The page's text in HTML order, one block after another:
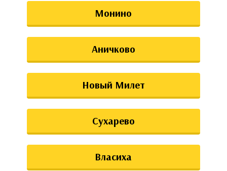
Монино
Аничково
Новый Милет
Сухарево
Власиха